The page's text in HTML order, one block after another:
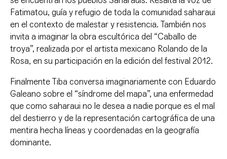
Fatimatou, guía y refugio de toda la comunidad saharaui
en el contexto de malestar y resistencia. También nos
invita a imaginar la obra escultórica del “Caballo de
troya”, realizada por el artista mexicano Rolando de la
Rosa, en su participación en la edición del festival 2012.
Finalmente Tiba conversa imaginariamente con Eduardo
Galeano sobre el “síndrome del mapa”, una enfermedad
que como saharaui no le desea a nadie porque es el mal
del destierro y de la representación cartográfica de una
mentira hecha líneas y coordenadas en la geografía
dominante.